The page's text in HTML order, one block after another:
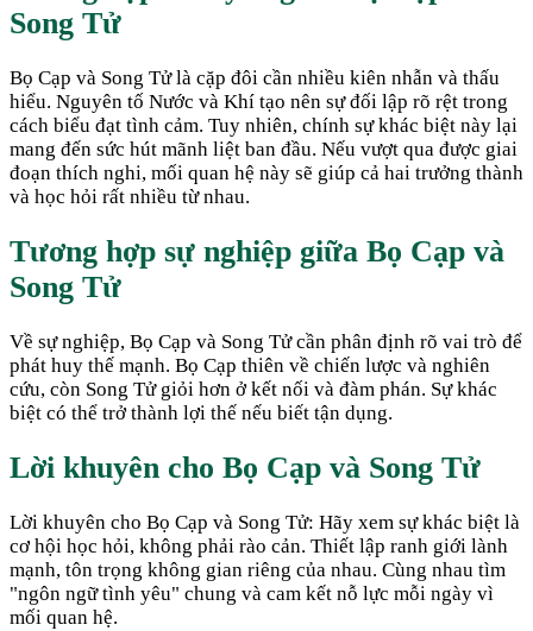
Song Tử
Bọ Cạp và Song Tử là cặp đôi cần nhiều kiên nhẫn và thấu
hiểu. Nguyên tố Nước và Khí tạo nên sự đối lập rõ rệt trong
cách biểu đạt tình cảm. Tuy nhiên, chính sự khác biệt này lại
mang đến sức hút mãnh liệt ban đầu. Nếu vượt qua được giai
đoạn thích nghi, mối quan hệ này sẽ giúp cả hai trưởng thành
và học hỏi rất nhiều từ nhau.
Tương hợp sự nghiệp giữa Bọ Cạp và
Song Tử
Về sự nghiệp, Bọ Cạp và Song Tử cần phân định rõ vai trò để
phát huy thế mạnh. Bọ Cạp thiên về chiến lược và nghiên
cứu, còn Song Tử giỏi hơn ở kết nối và đàm phán. Sự khác
biệt có thể trở thành lợi thế nếu biết tận dụng.
Lời khuyên cho Bọ Cạp và Song Tử
Lời khuyên cho Bọ Cạp và Song Tử: Hãy xem sự khác biệt là
cơ hội học hỏi, không phải rào cản. Thiết lập ranh giới lành
mạnh, tôn trọng không gian riêng của nhau. Cùng nhau tìm
"ngôn ngữ tình yêu" chung và cam kết nỗ lực mỗi ngày vì
mối quan hệ.